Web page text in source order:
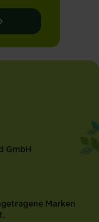
GmbH
Marken